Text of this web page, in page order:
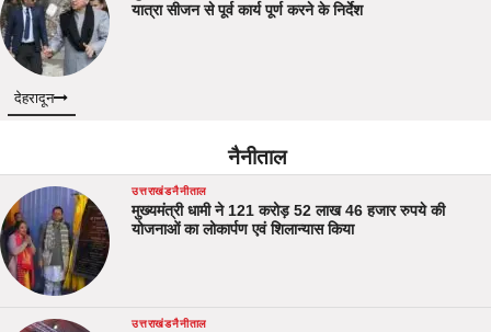
यात्रा सीजन से पूर्व कार्य पूर्ण करने के निर्देश
देहरादून
नैनीताल
उत्तराखंडनैनीताल
मुख्यमंत्री धामी ने 121 करोड़ 52 लाख 46 हजार रुपये की
योजनाओं का लोकार्पण एवं शिलान्यास किया
उत्तराखंडनैनीताल